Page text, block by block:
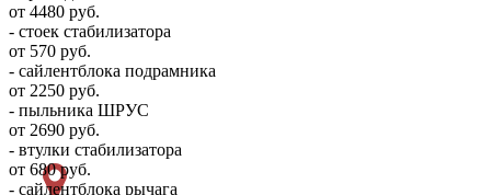
от 4480 руб.
- стоек стабилизатора
от 570 руб.
- сайлентблока подрамника
от 2250 руб.
- пыльника ШРУС
от 2690 руб.
- втулки стабилизатора
от 680 руб.
- сайлентблока рычага